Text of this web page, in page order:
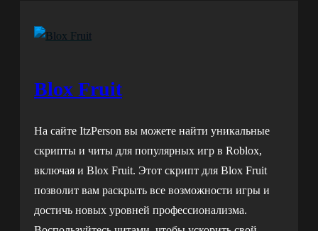
Blox Fruit
На сайте ItzPerson вы можете найти уникальные
скрипты и читы для популярных игр в Roblox,
включая и Blox Fruit. Этот скрипт для Blox Fruit
позволит вам раскрыть все возможности игры и
достичь новых уровней профессионализма.